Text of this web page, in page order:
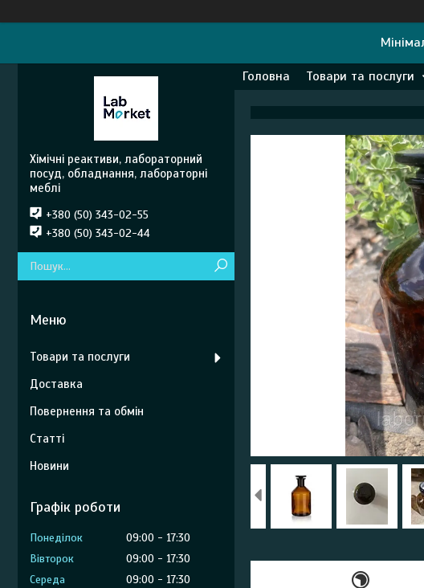
Головна Товари та послуги
Хімічні реактиви, лабораторний
посуд, обладнання, лабораторні
меблі
+380 (50) 343-02-55
+380 (50) 343-02-44
Товари та послуги
Доставка
Повернення та обмін
Статті
Новини
Графік роботи
Понеділок 09:00
17:30
Вівторок
09:00
17:30
Середа
09:00
17:30